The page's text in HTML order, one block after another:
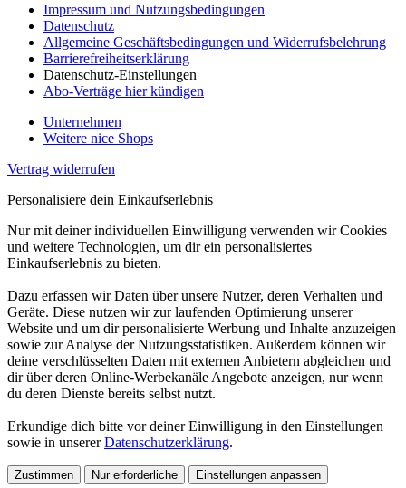
Impressum und Nutzungsbedingungen
Datenschutz
Allgemeine Geschäftsbedingungen und Widerrufsbelehrung
Barrierefreiheitserklärung
Datenschutz-Einstellungen
Abo-Verträge hier kündigen
Unternehmen
Weitere nice Shops
Vertrag widerrufen
Personalisiere dein Einkaufserlebnis
Nur mit deiner individuellen Einwilligung verwenden wir Cookies
und weitere Technologien, um dir ein personalisiertes
Einkaufserlebnis zu bieten.
Dazu erfassen wir Daten über unsere Nutzer, deren Verhalten und
Geräte. Diese nutzen wir zur laufenden Optimierung unserer
Website und um dir personalisierte Werbung und Inhalte anzuzeigen
sowie zur Analyse der Nutzungsstatistiken. Außerdem können wir
deine verschlüsselten Daten mit externen Anbietern abgleichen und
dir über deren Online-Werbekanäle Angebote anzeigen, nur wenn
du deren Dienste bereits selbst nutzt.
Erkundige dich bitte vor deiner Einwilligung in den Einstellungen
sowie in unsererDatenschutzerklärung.
Zustimmen Nur erforderliche Einstellungen anpassen